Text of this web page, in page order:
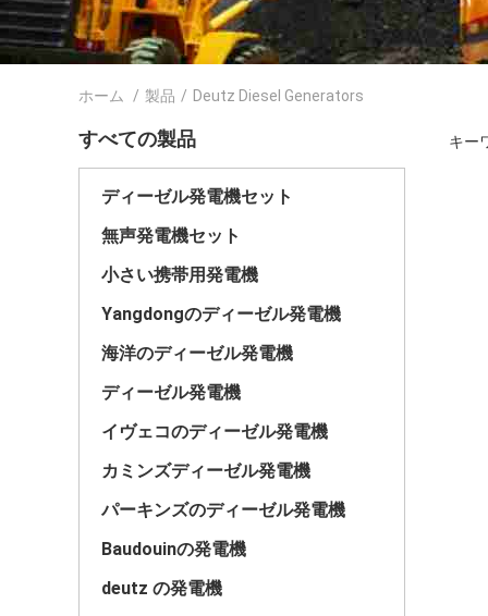
ホーム / 製品 / Deutz Diesel Generators
すべての製品
ディーゼル発電機セット
無声発電機セット
小さい携帯用発電機
Yangdongのディーゼル発電機
海洋のディーゼル発電機
ディーゼル発電機
イヴェコのディーゼル発電機
カミンズディーゼル発電機
パーキンズのディーゼル発電機
Baudouinの発電機
deutz の発電機
キー